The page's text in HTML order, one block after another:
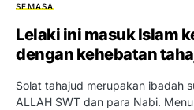
SEMASA
Lelaki ini masuk Islam
dengan kehebatan
Solat tahajud merupakan ibadah
ALLAH SWT dan para Nabi.